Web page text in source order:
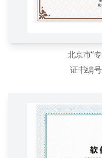
北京市“
证书编